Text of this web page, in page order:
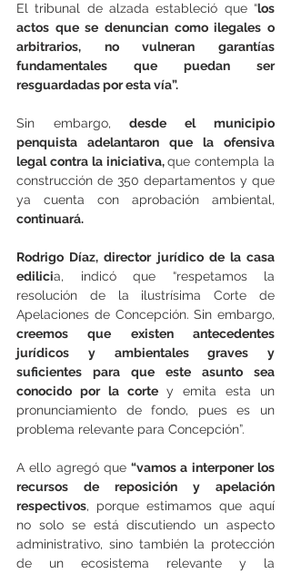
El tribunal de alzada estableció que “los
actos que se denuncian como ilegales o
arbitrarios, no vulneran garantías
fundamentales que puedan ser
resguardadas por esta vía”.
Sin embargo, desde el municipio
penquista adelantaron que la ofensiva
legal contra la iniciativa, que contempla la
construcción de 350 departamentos y que
continuará.
Rodrigo Díaz, director jurídico de la casa
edilicia, indicó que “respetamos la
resolución de la ilustrísima Corte de
creemos que existen antecedentes
jurídicos y ambientales graves y
suficientes para que este asunto sea
conocido por la corte y emita esta un
pronunciamiento de fondo, pues es un
problema relevante para Concepción”.
A ello agregó que “vamos a interponer los
recursos de reposición y apelación
respectivos, porque estimamos que aquí
no solo se está discutiendo un aspecto
administrativo, sino también la protección
de un ecosistema relevante y la